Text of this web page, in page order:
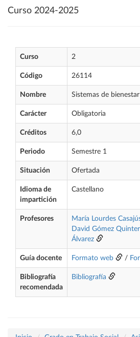
Curso 2024-2025
Curso 2
Código 26114
Nombre Sistemas de bienestar
Carácter Obligatoria
Créditos 6,0
Periodo Semestre 1
Situación Ofertada
Idioma de
impartición
Castellano
Profesores María Lourdes
David Gómez
Álvarez
Guía docente Formato web /
Bibliografía
recomendada
Bibliografía